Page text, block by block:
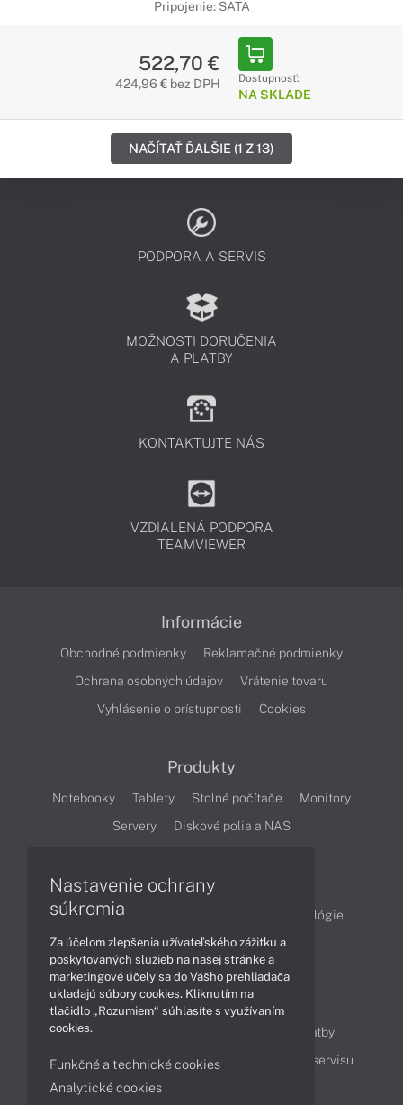
Pripojenie: SATA
522,70 €
424,96 € bez DPH Dostupnosť:
NA SKLADE
NAČÍTAŤ ĎALŠIE (1 Z 13)
PODPORA A SERVIS
MOŽNOSTI DORUČENIA
A PLATBY
KONTAKTUJTE NÁS
VZDIALENÁ PODPORA
TEAMVIEWER
Informácie
Obchodné podmienky
Reklamačné podmienky
Ochrana osobných údajov
Vrátenie tovaru
Vyhlásenie o prístupnosti
Cookies
Produkty
Notebooky Tablety Stolné počítače
Monitory
Servery
Diskové polia a NAS
Články
Obchodné informácie
Technológie
Videá
Obsah
Ako nakupovať
Možnosti doručenia a platby
Podpora a servis
Servisné služby Cenník servisu
Nastavenie ochrany
súkromia
Za účelom zlepšenia užívateľského zážitku a
poskytovaných služieb na našej stránke a
marketingové účely sa do Vášho prehliadača
ukladajú súbory cookies. Kliknutím na
tlačidlo „Rozumiem“ súhlasíte s využívaním
cookies.
Funkčné a technické cookies
Analytické cookies